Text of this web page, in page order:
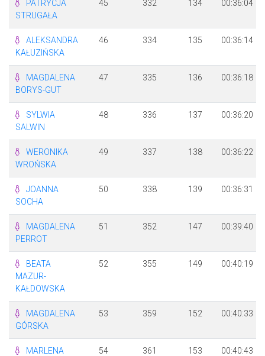
PATRYCJA
STRUGAŁA
45 332 134 00:36:04
ALEKSANDRA
KAŁUZIŃSKA
46 334 135 00:36:14
MAGDALENA
BORYS-GUT
47 335 136 00:36:18
SYLWIA
SALWIN
48 336 137 00:36:20
WERONIKA
WROŃSKA
49 337 138 00:36:22
JOANNA
SOCHA
50 338 139 00:36:31
MAGDALENA
PERROT
51 352 147 00:39:40
BEATA
MAZUR-
KAŁDOWSKA
52 355 149 00:40:19
MAGDALENA
GÓRSKA
53 359 152 00:40:33
MARLENA
54 361 153 00:40:43